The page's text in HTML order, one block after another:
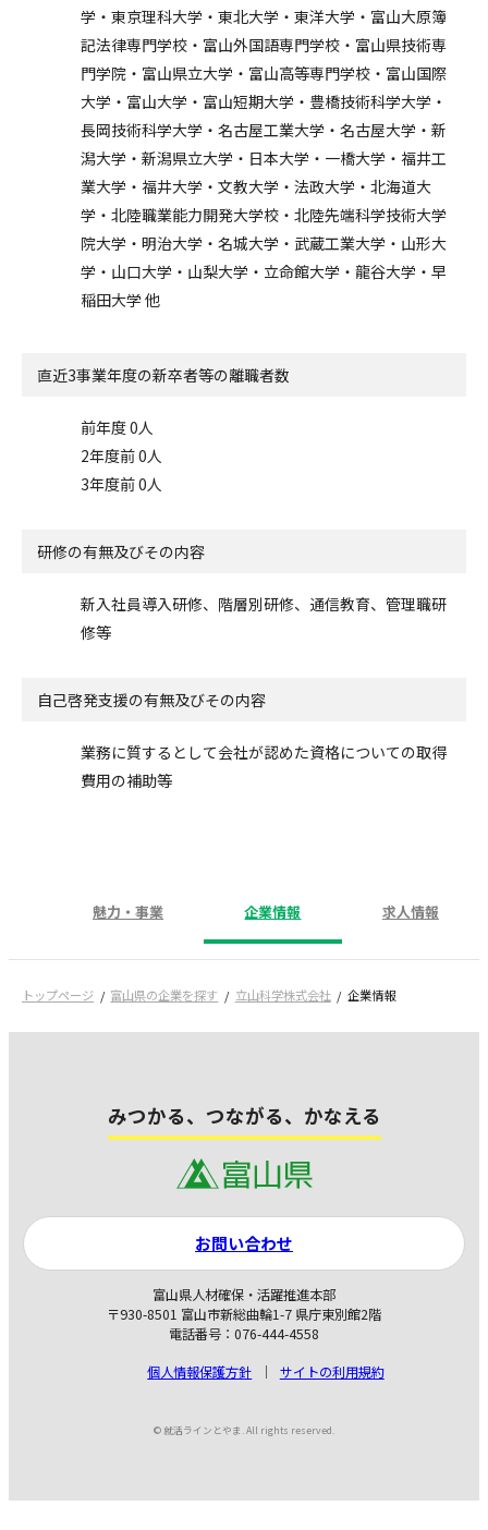
学・東京理科大学・東北大学・東洋大学・富山大原簿
記法律専門学校・富山外国語専門学校・富山県技術専
門学院・富山県立大学・富山高等専門学校・富山国際
大学・富山大学・富山短期大学・豊橋技術科学大学・
長岡技術科学大学・名古屋工業大学・名古屋大学・新
潟大学・新潟県立大学・日本大学・一橋大学・福井工
業大学・福井大学・文教大学・法政大学・北海道大
学・北陸職業能力開発大学校・北陸先端科学技術大学
院大学・明治大学・名城大学・武蔵工業大学・山形大
学・山口大学・山梨大学・立命館大学・龍谷大学・早
稲田大学 他
直近3事業年度の新卒者等の離職者数
前年度 0人
2年度前 0人
3年度前 0人
研修の有無及びその内容
新入社員導入研修、階層別研修、通信教育、管理職研
修等
自己啓発支援の有無及びその内容
業務に質するとして会社が認めた資格についての取得
費用の補助等
魅力・事業 企業情報 求人情報
トップページ 富山県の企業を探す 立山科学株式会社 企業情報
みつかる、つながる、かなえる
富山県人材確保・活躍推進本部
〒930-8501 富山市新総曲輪1-7 県庁東別館2階
電話番号：076-444-4558
個人情報保護方針
サイトの利用規約
お問い合わせ
© 就活ラインとやま. All rights reserved.